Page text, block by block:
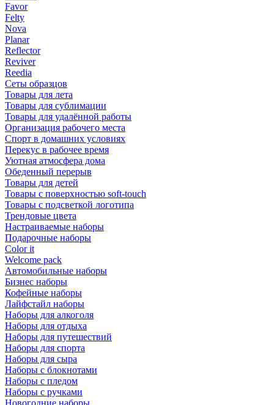
Favor
Felty
Nova
Planar
Reflector
Reviver
Reedia
Сеты образцов
Товары для лета
Товары для сублимации
Товары для удалённой работы
Организация рабочего места
Спорт в домашних условиях
Перекус в рабочее время
Уютная атмосфера дома
Обеденный перерыв
Товары для детей
Товары с поверхностью soft-touch
Товары с подсветкой логотипа
Трендовые цвета
Настраиваемые наборы
Подарочные наборы
Color it
Welcome pack
Автомобильные наборы
Бизнес наборы
Кофейные наборы
Лайфстайл наборы
Наборы для алкоголя
Наборы для отдыха
Наборы для путешествий
Наборы для спорта
Наборы для сыра
Наборы с блокнотами
Наборы с пледом
Наборы с ручками
Новогодние наборы